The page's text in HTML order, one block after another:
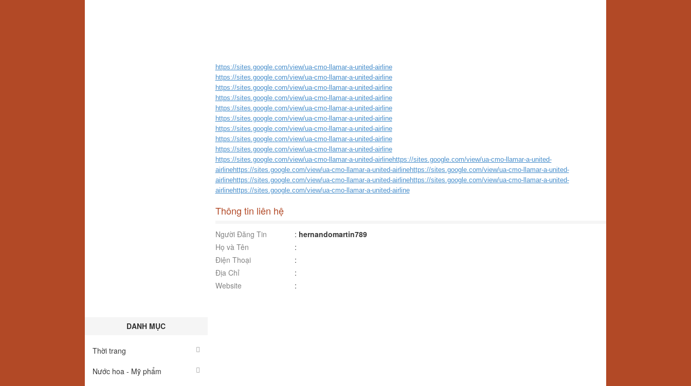
DANH MỤC
Thời trang
Nước hoa - Mỹ phẩm
https://sites.google.com/view/ua-cmo-llamar-a-united-airline
https://sites.google.com/view/ua-cmo-llamar-a-united-airline
https://sites.google.com/view/ua-cmo-llamar-a-united-airline
https://sites.google.com/view/ua-cmo-llamar-a-united-airline
https://sites.google.com/view/ua-cmo-llamar-a-united-airline
https://sites.google.com/view/ua-cmo-llamar-a-united-airline
https://sites.google.com/view/ua-cmo-llamar-a-united-airline
https://sites.google.com/view/ua-cmo-llamar-a-united-airline
https://sites.google.com/view/ua-cmo-llamar-a-united-airline
https://sites.google.com/view/ua-cmo-llamar-a-united-airlinehttps://sites.google.com/view/ua-cmo-llamar-a-united-
airlinehttps://sites.google.com/view/ua-cmo-llamar-a-united-airlinehttps://sites.google.com/view/ua-cmo-llamar-a-united-
airlinehttps://sites.google.com/view/ua-cmo-llamar-a-united-airlinehttps://sites.google.com/view/ua-cmo-llamar-a-united-
airlinehttps://sites.google.com/view/ua-cmo-llamar-a-united-airline
Thông tin liên hệ
Người Đăng Tin : hernandomartin789
Họ và Tên
:
Điện Thoại
:
Địa Chỉ
:
Website
: